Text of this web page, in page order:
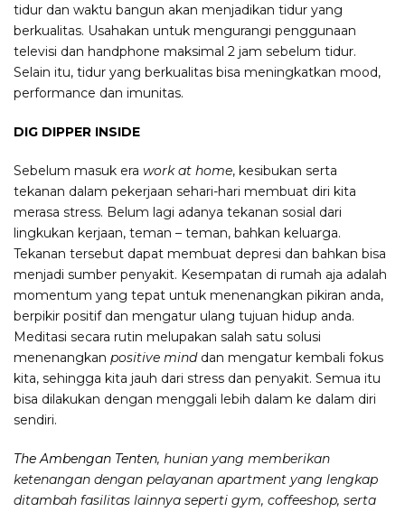
tidur dan waktu bangun akan menjadikan tidur yang
berkualitas. Usahakan untuk mengurangi penggunaan
televisi dan handphone maksimal 2 jam sebelum tidur.
Selain itu, tidur yang berkualitas bisa meningkatkan mood,
performance dan imunitas.
DIG DIPPER INSIDE
Sebelum masuk era work at home, kesibukan serta
tekanan dalam pekerjaan sehari-hari membuat diri kita
merasa stress. Belum lagi adanya tekanan sosial dari
lingkukan kerjaan, teman – teman, bahkan keluarga.
Tekanan tersebut dapat membuat depresi dan bahkan bisa
menjadi sumber penyakit. Kesempatan di rumah aja adalah
momentum yang tepat untuk menenangkan pikiran anda,
berpikir positif dan mengatur ulang tujuan hidup anda.
Meditasi secara rutin melupakan salah satu solusi
menenangkan positive minddan mengatur kembali fokus
kita, sehingga kita jauh dari stress dan penyakit. Semua itu
bisa dilakukan dengan menggali lebih dalam ke dalam diri
sendiri.
The Ambengan Tenten, hunian yang memberikan
ketenangan dengan pelayanan apartment yang lengkap
ditambah fasilitas lainnya seperti gym, coffeeshop, serta